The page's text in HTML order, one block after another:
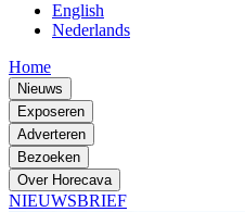
English
Nederlands
Home
Nieuws
Exposeren
Adverteren
Bezoeken
Over Horecava
NIEUWSBRIEF